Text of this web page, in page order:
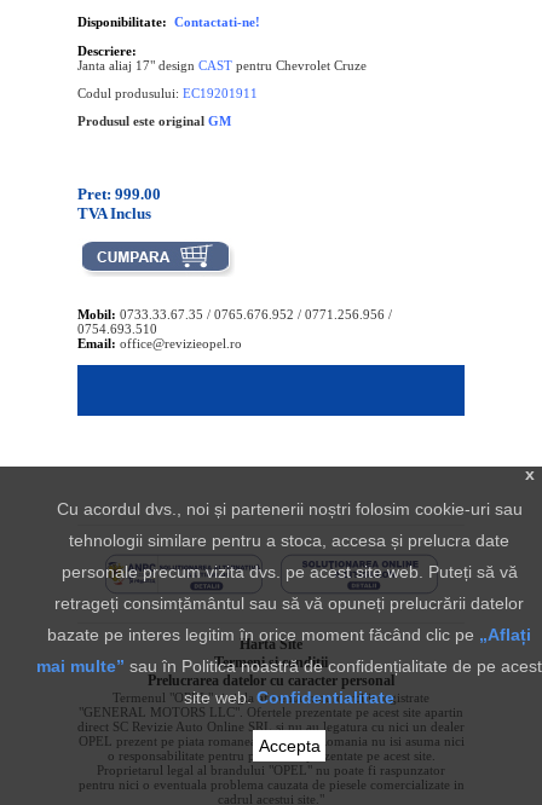
Disponibilitate: Contactati-ne!
Descriere:
Janta aliaj 17" design CAST pentru Chevrolet Cruze
Codul produsului: EC19201911
Produsul este original GM
Pret: 999.00
TVA Inclus
Mobil: 0733.33.67.35 / 0765.676.952 / 0771.256.956 /
0754.693.510
Email: office@revizieopel.ro
Harta Site
Termeni si conditii
Prelucrarea datelor cu caracter personal
Termenul "OPEL" si sigla aferenta sunt marci inregistrate
"GENERAL MOTORS LLC". Ofertele prezentate pe acest site apartin
direct SC Revizie Auto Online SRL si nu au legatura cu nici un dealer
OPEL prezent pe piata romaneasca. OPEL Romania nu isi asuma nici
o responsabilitate pentru produsele prezentate pe acest site.
Proprietarul legal al brandului "OPEL" nu poate fi raspunzator
pentru nici o eventuala problema cauzata de piesele comercializate in
cadrul acestui site."
x
Cu acordul dvs., noi și partenerii noștri folosim cookie-uri sau
tehnologii similare pentru a stoca, accesa și prelucra date
personale precum vizita dvs. pe acest site web. Puteți să vă
retrageți consimțământul sau să vă opuneți prelucrării datelor
bazate pe interes legitim în orice moment făcând clic pe „Aflați
mai multe” sau în Politica noastră de confidențialitate de pe acest
site web.Confidentialitate
Accepta